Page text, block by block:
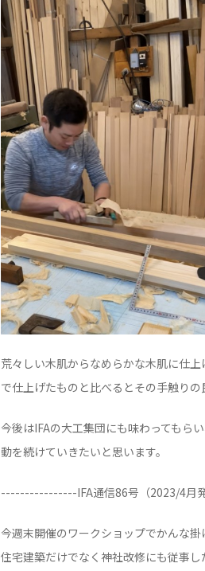
荒々しい木肌からなめらかな木肌に仕
で仕上げたものと比べるとその手触りの
今後はIFAの大工集団にも味わってもら
動を続けていきたいと思います。
----------------IFA通信86号（2023/4月
今週末開催のワークショップでかんな掛
住宅建築だけでなく神社改修にも従事